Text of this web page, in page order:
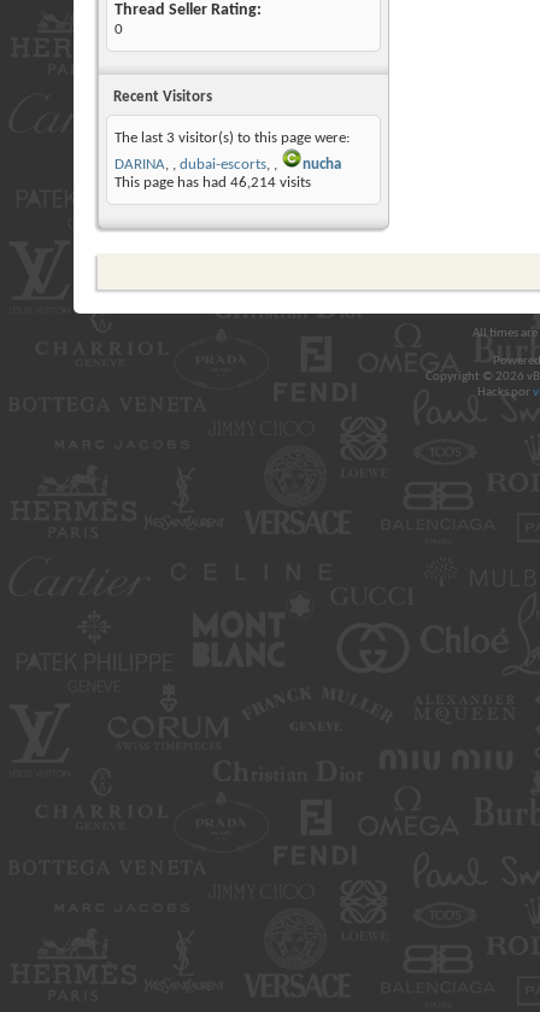
Thread Seller Rating:
0
Recent Visitors
The last 3 visitor(s) to this page were:
DARINA, dubai-escorts,
nucha
This page has had 46,214visits
All times
Copyright © 2026
Hacks por